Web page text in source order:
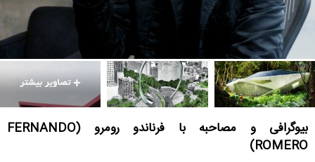
بیوگرافی و مصاحبه با فرناندو رومرو (FERNANDO
ROMERO)